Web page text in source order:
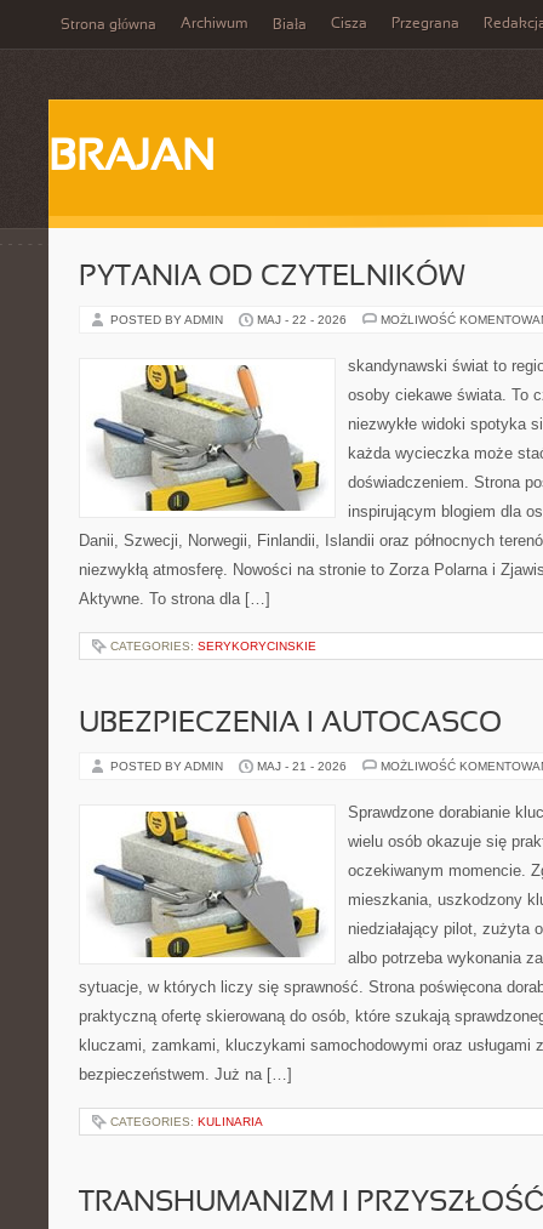
Strona główna Archiwum Biała Cisza Przegrana
BRAJAN
PYTANIA OD CZYTELNIKÓW
POSTED BY ADMIN MAJ - 22 - 2026 MOŻLIWOŚĆ
skandynawski świat to
osoby ciekawe świata. To
niezwykłe widoki spotyka
każda wycieczka może
doświadczeniem. Strona
inspirującym blogiem dla
Danii, Szwecji, Norwegii, Finlandii, Islandii oraz północnych
niezwykłą atmosferę. Nowości na stronie to Zorza Polarna i
Aktywne. To strona dla […]
CATEGORIES: SERYKORYCINSKIE
UBEZPIECZENIA I AUTOCASCO
POSTED BY ADMIN MAJ - 21 - 2026 MOŻLIWOŚĆ
Sprawdzone dorabianie
wielu osób okazuje się
oczekiwanym momencie.
mieszkania, uszkodzony
niedziałający pilot, zużyta
albo potrzeba wykonania
sytuacje, w których liczy się sprawność. Strona poświęcona
praktyczną ofertę skierowaną do osób, które szukają
kluczami, zamkami, kluczykami samochodowymi oraz usługami
bezpieczeństwem. Już na […]
CATEGORIES: KULINARIA
TRANSHUMANIZM I